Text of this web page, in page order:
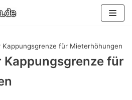
Kappungsgrenze für Mieterhöhungen
Kappungsgrenze für